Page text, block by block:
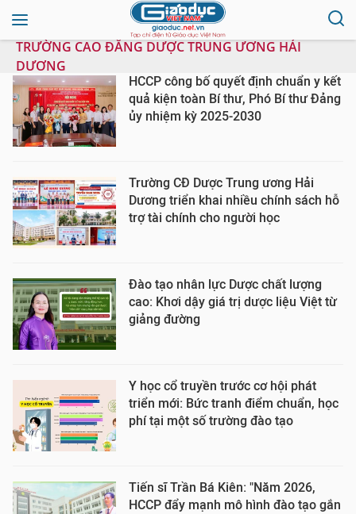
TRƯỜNG CAO ĐẲNG DƯỢC TRUNG ƯƠNG HẢI
DƯƠNG
HCCP công bố quyết định chuẩn y kết
quả kiện toàn Bí thư, Phó Bí thư Đảng
ủy nhiệm kỳ 2025-2030
Trường CĐ Dược Trung ương Hải
Dương triển khai nhiều chính sách hỗ
trợ tài chính cho người học
Đào tạo nhân lực Dược chất lượng
cao: Khơi dậy giá trị dược liệu Việt từ
giảng đường
Y học cổ truyền trước cơ hội phát
triển mới: Bức tranh điểm chuẩn, học
phí tại một số trường đào tạo
Tiến sĩ Trần Bá Kiên: "Năm 2026,
HCCP đẩy mạnh mô hình đào tạo gắn